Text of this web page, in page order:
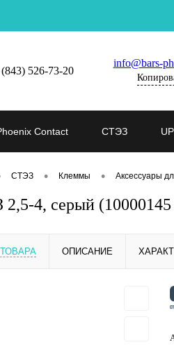
526-73-20
info@bars-
Contact СТЭЗ
СТЭЗ • Клеммы • Аксессуары
4, серый
ОПИСАНИЕ